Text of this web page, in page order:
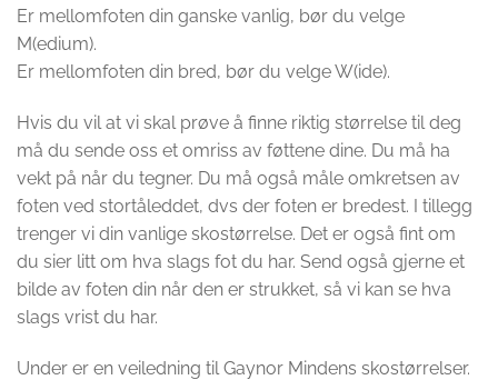
Er mellomfoten din ganske vanlig, bør du velge
M(edium).
Er mellomfoten din bred, bør du velge W(ide).
Hvis du vil at vi skal prøve å finne riktig størrelse til deg
må du sende oss et omriss av føttene dine. Du må ha
vekt på når du tegner. Du må også måle omkretsen av
foten ved stortåleddet, dvs der foten er bredest. I tillegg
trenger vi din vanlige skostørrelse. Det er også fint om
du sier litt om hva slags fot du har. Send også gjerne et
bilde av foten din når den er strukket, så vi kan se hva
slags vrist du har.
Under er en veiledning til Gaynor Mindens skostørrelser.